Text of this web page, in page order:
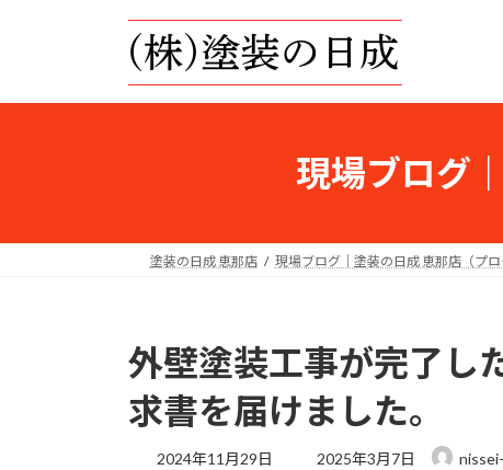
プ
動
現場ブログ
塗装の日成 恵那店 現場ブログ｜塗装の日成 恵那店（プロ
外壁塗装工事が完了し
求書を届けました。
2024年11月29日
最
2025年3月7日